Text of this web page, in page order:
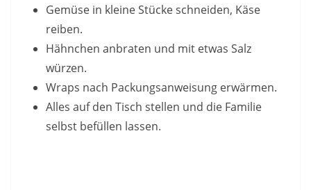
Gemüse in kleine Stücke schneiden, Käse
reiben.
Hähnchen anbraten und mit etwas Salz
würzen.
Wraps nach Packungsanweisung erwärmen.
Alles auf den Tisch stellen und die Familie
selbst befüllen lassen.